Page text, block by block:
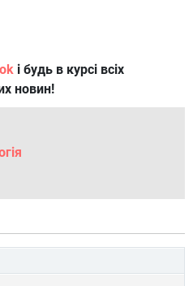
і будь в курсі всіх
новин!